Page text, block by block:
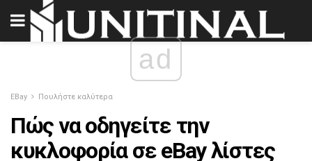
ad
EBay Πουλήστε καλύτερα
Πώς να οδηγείτε την
κυκλοφορία σε eBay λίστες